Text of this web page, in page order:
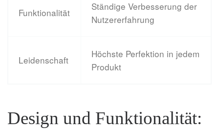
Funktionalität
Ständige Verbesserung der
Nutzererfahrung
Leidenschaft
Höchste Perfektion in jedem
Produkt
Design und Funktionalität: